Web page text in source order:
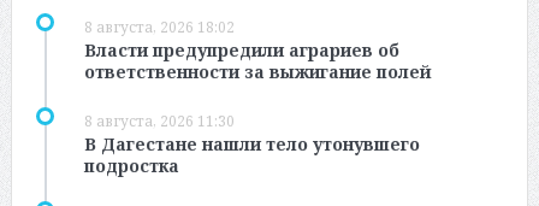
8 августа, 2026 18:02
Власти предупредили аграриев об
ответственности за выжигание полей
8 августа, 2026 11:30
В Дагестане нашли тело утонувшего
подростка